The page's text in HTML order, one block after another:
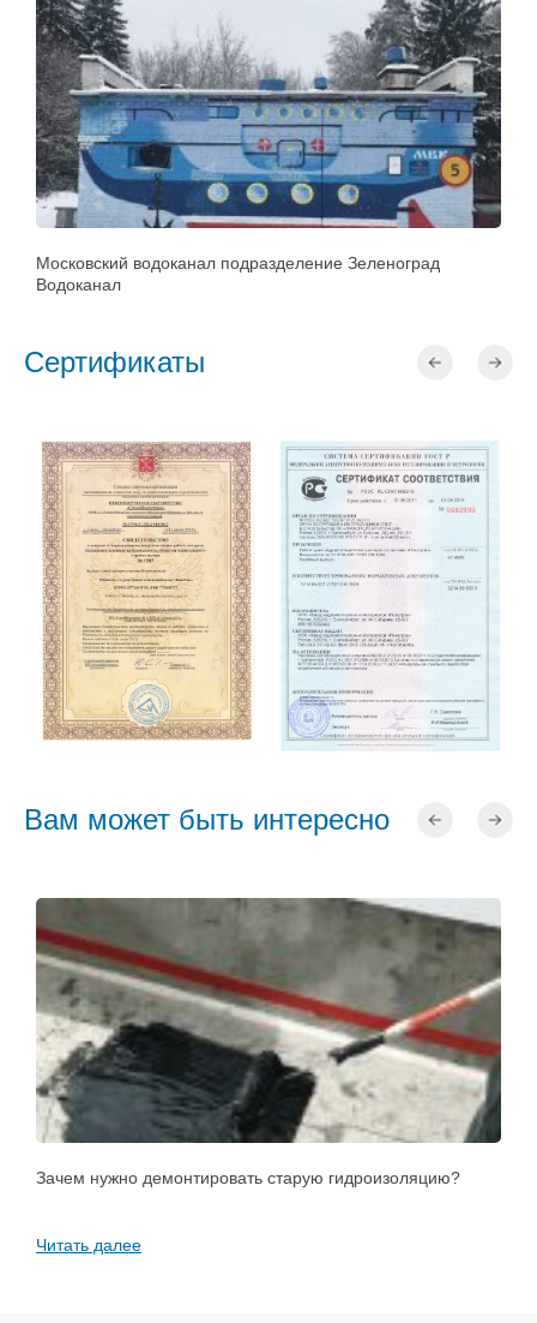
Московский водоканал подразделение Зеленоград
Водоканал
Сертификаты
Вам может быть интересно
Зачем нужно демонтировать старую гидроизоляцию?
Читать далее